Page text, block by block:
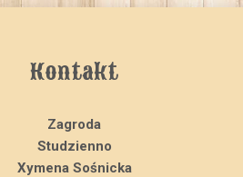
Kontakt
Zagroda
Studzienno
Xymena Sośnicka